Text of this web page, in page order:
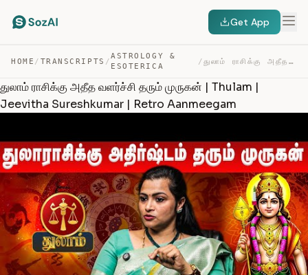
Get App
HOME / TRANSCRIPTS /
ASTROLOGY &
ESOTERICA
/ துலாம் ராசிக்கு அதீத வளர்ச்சி தரும் முருகன் | THULAM | … — TRANSCRIPT
துலாம் ராசிக்கு அதீத வளர்ச்சி தரும் முருகன் | Thulam |
Jeevitha Sureshkumar | Retro Aanmeegam